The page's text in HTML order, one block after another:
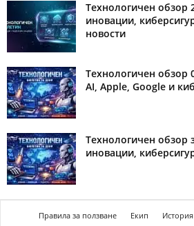
Технологичен обзор
иновации,
новости
Технологичен обзор
AI, Apple, Google и
Технологичен обзор
иновации,
Правила за ползване Екип История